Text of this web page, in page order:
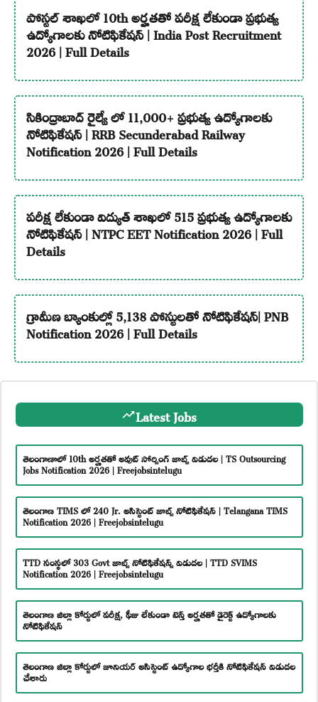
పోస్టల్ శాఖలో 10th అర్హతతో పరీక్ష లేకుండా ప్రభుత్వ
ఉద్యోగాలకు నోటిఫికేషన్ | India Post Recruitment
2026 | Full Details
సికింద్రాబాద్ రైల్వే లో 11,000+ ప్రభుత్వ ఉద్యోగాలకు
నోటిఫికేషన్ | RRB Secunderabad Railway
Notification 2026 | Full Details
పరీక్ష లేకుండా విద్యుత్ శాఖలో 515 ప్రభుత్వ ఉద్యోగాలకు
నోటిఫికేషన్ | NTPC EET Notification 2026 | Full
Details
గ్రామీణ బ్యాంకుల్లో 5,138 పోస్టులతో నోటిఫికేషన్| PNB
Notification 2026 | Full Details
Latest Jobs
తెలంగాణాలో 10th అర్హతతో అవుట్ సోర్సింగ్ జాబ్స్ విడుదల | TS Outsourcing
Jobs Notification 2026 | Freejobsintelugu
తెలంగాణ TIMS లో 240 Jr. అసిస్టెంట్ జాబ్స్ నోటిఫికేషన్ | Telangana TIMS
Notification 2026 | Freejobsintelugu
TTD సంస్థలో 303 Govt జాబ్స్ నోటిఫికేషన్స్ విడుదల | TTD SVIMS
Notification 2026 | Freejobsintelugu
తెలంగాణ జిల్లా కోర్టులో పరీక్ష, ఫీజు లేకుండా టెన్త్ అర్హతతో డైరెక్ట్ ఉద్యోగాలకు
నోటిఫికేషన్
తెలంగాణ జిల్లా కోర్టులో జూనియర్ అసిస్టెంట్ ఉద్యోగాల భర్తీకి నోటిఫికేషన్ విడుదల
చేశారు